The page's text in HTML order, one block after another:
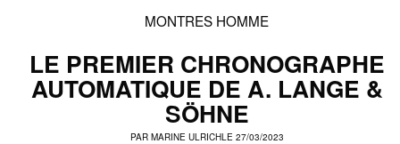
MONTRES HOMME
LE PREMIER CHRONOGRAPHE
AUTOMATIQUE DE A. LANGE &
SÖHNE
PAR MARINE ULRICHLE 27/03/2023